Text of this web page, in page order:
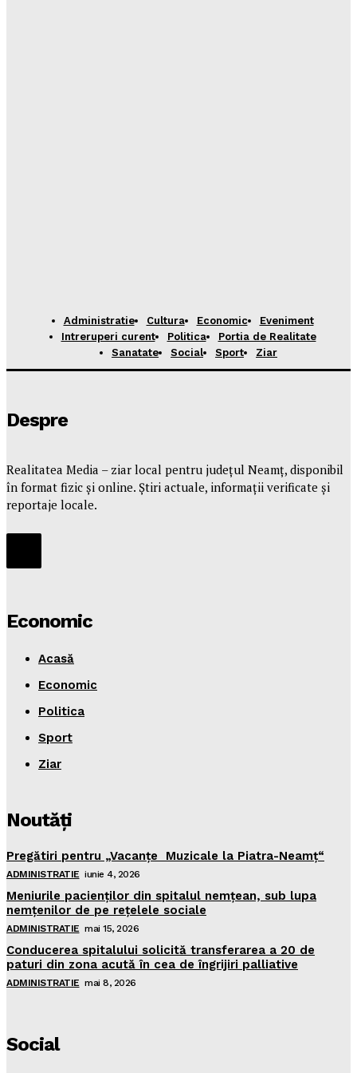
Administratie Cultura Economic
Eveniment
Intreruperi curent
Politica
Portia de Realitate
Sanatate
Social Sport Ziar
Despre
Realitatea Media – ziar local pentru județul Neamț, disponibil
în format fizic și online. Știri actuale, informații verificate și
reportaje locale.
Economic
Acasă
Economic
Politica
Sport
Ziar
Noutăţi
Pregătiri pentru „Vacanţe Muzicale la Piatra-Neamţ“
ADMINISTRATIE iunie 4, 2026
Meniurile pacienţilor din spitalul nemţean, sub lupa
nemţenilor de pe reţelele sociale
ADMINISTRATIE mai 15, 2026
Conducerea spitalului solicită transferarea a 20 de
paturi din zona acută în cea de îngrijiri palliative
ADMINISTRATIE mai 8, 2026
Social